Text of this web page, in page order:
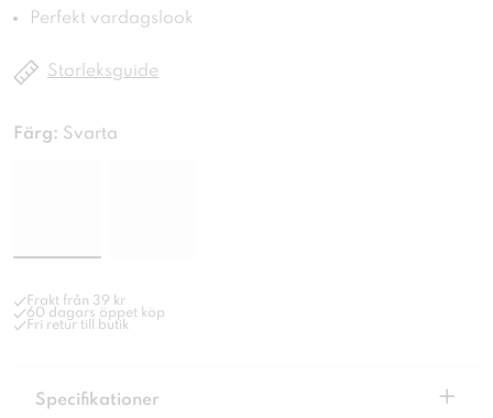
Perfekt vardagslook
Storleksguide
Färg: Svarta
Frakt från 39 kr
60 dagars öppet köp
Fri retur till butik
Specifikationer +